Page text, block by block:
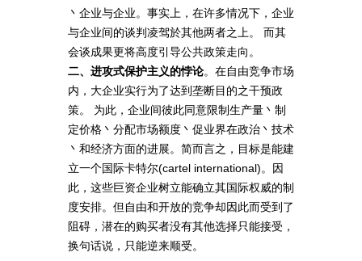
丶企业与企业。事实上，在许多情况下，企业
与企业间的谈判凌驾於其他两者之上。 而其
会谈成果更将高度引导公共政策走向。
二、进攻式保护主义的悖论。在自由竞争市场
内，大企业实行为了达到垄断目的之干预政
策。 为此，企业间彼此同意限制生产量丶制
定价格丶分配市场额度丶促业界在政治丶技术
丶和经济方面的进展。简而言之，目标是能建
立一个国际卡特尔(cartel international)。因
此，这些巨资企业树立能确立其国际权威的制
度安排。但自由和开放的竞争却因此而受到了
阻碍，潜在的购买者没有其他选择只能接受，
换句话说，只能逆来顺受。